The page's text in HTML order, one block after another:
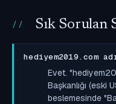
Sık Sorulan
hediyem2019.com
Evet.
Başkanlığı (eski
beslemesinde